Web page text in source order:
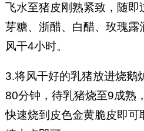
飞水至猪皮刚熟紧致，随即
芽糖、浙醋、白醋、玫瑰露
风干4小时。
3.将风干好的乳猪放进烧鹅
80分钟，待乳猪烧至9成熟
快速烧到皮色金黄脆皮即可